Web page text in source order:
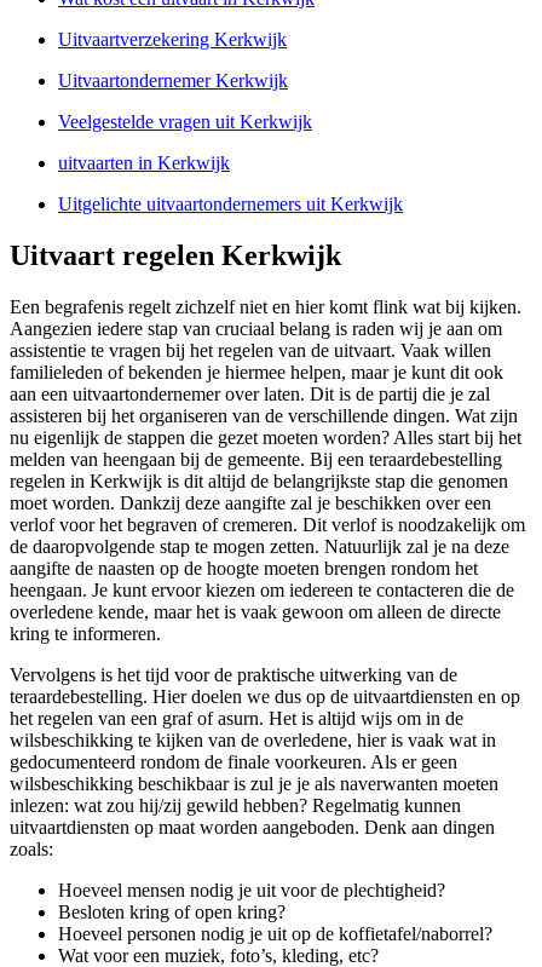
Uitvaartverzekering Kerkwijk
Uitvaartondernemer Kerkwijk
Veelgestelde vragen uit Kerkwijk
uitvaarten in Kerkwijk
Uitgelichte uitvaartondernemers uit Kerkwijk
Uitvaart regelen Kerkwijk
Een begrafenis regelt zichzelf niet en hier komt flink wat bij kijken.
Aangezien iedere stap van cruciaal belang is raden wij je aan om
assistentie te vragen bij het regelen van de uitvaart. Vaak willen
familieleden of bekenden je hiermee helpen, maar je kunt dit ook
aan een uitvaartondernemer over laten. Dit is de partij die je zal
assisteren bij het organiseren van de verschillende dingen. Wat zijn
nu eigenlijk de stappen die gezet moeten worden? Alles start bij het
melden van heengaan bij de gemeente. Bij een teraardebestelling
regelen in Kerkwijk is dit altijd de belangrijkste stap die genomen
moet worden. Dankzij deze aangifte zal je beschikken over een
verlof voor het begraven of cremeren. Dit verlof is noodzakelijk om
de daaropvolgende stap te mogen zetten. Natuurlijk zal je na deze
aangifte de naasten op de hoogte moeten brengen rondom het
heengaan. Je kunt ervoor kiezen om iedereen te contacteren die de
overledene kende, maar het is vaak gewoon om alleen de directe
kring te informeren.
Vervolgens is het tijd voor de praktische uitwerking van de
teraardebestelling. Hier doelen we dus op de uitvaartdiensten en op
het regelen van een graf of asurn. Het is altijd wijs om in de
wilsbeschikking te kijken van de overledene, hier is vaak wat in
gedocumenteerd rondom de finale voorkeuren. Als er geen
wilsbeschikking beschikbaar is zul je je als naverwanten moeten
inlezen: wat zou hij/zij gewild hebben? Regelmatig kunnen
uitvaartdiensten op maat worden aangeboden. Denk aan dingen
zoals:
Hoeveel mensen nodig je uit voor de plechtigheid?
Besloten kring of open kring?
Hoeveel personen nodig je uit op de koffietafel/naborrel?
Wat voor een muziek, foto’s, kleding, etc?